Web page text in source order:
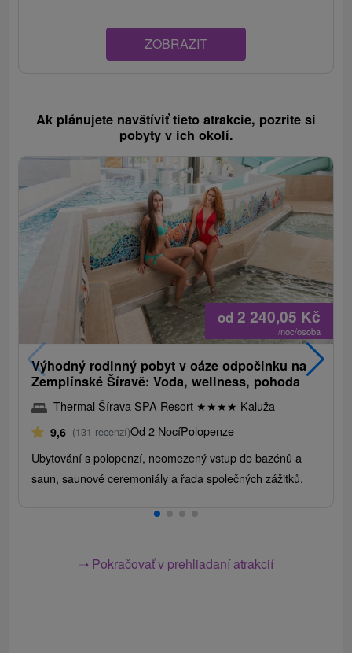
ZOBRAZIT
Ak plánujete navštíviť tieto atrakcie, pozrite si
pobyty v ich okolí.
od 2 240,05 Kč
/noc/osoba
Výhodný rodinný pobyt v oáze odpočinku na
Zemplínské Šíravě: Voda, wellness, pohoda
Thermal Šírava SPA Resort ★★★★ Kaluža
9,6 (131 recenzí)Od 2 NocíPolopenze
Ubytování s polopenzí, neomezený vstup do bazénů a
saun, saunové ceremoniály a řada společných zážitků.
➝ Pokračovať v prehliadaní atrakcií